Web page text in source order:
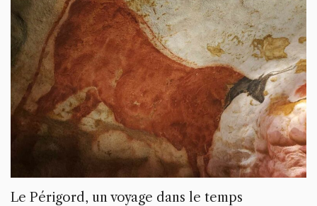
Le Périgord, un voyage dans le temps